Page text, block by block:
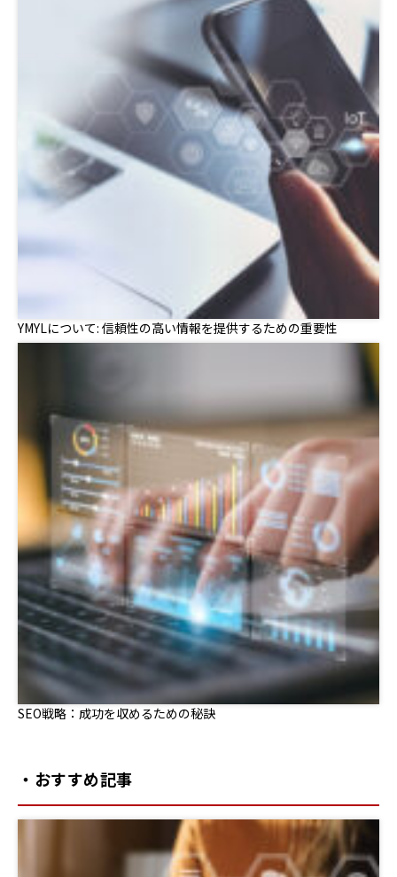
YMYLについて: 信頼性の高い情報を提供するための重要性
SEO戦略：成功を収めるための秘訣
・おすすめ記事